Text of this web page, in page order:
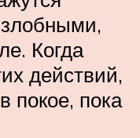
Когда
действий,
покое, пока